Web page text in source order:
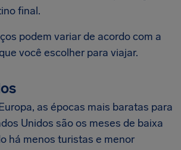
final.
podem variar de acordo com a
você escolher para viajar.
as épocas mais baratas para
Unidos são os meses de baixa
há menos turistas e menor